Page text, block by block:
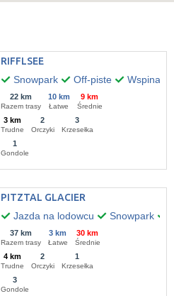
RIFFLSEE
Snowpark
Off-piste
22 km
Razem trasy
10 km
Łatwe
9 km
Średnie
3 km
Trudne
2
Orczyki
3
Krzesełka
1
Gondole
PITZTAL GLACIER
Jazda na lodowcu
Snowpark
37 km
Razem trasy
3 km
Łatwe
30 km
Średnie
4 km
Trudne
2
Orczyki
1
Krzesełka
3
Gondole